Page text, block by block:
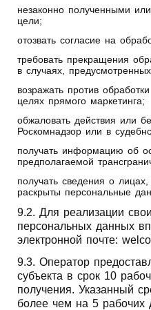
незаконно полученными
цели;
отозвать согласие на
требовать прекращения
в случаях,
возражать против
целях прямого маркетинга;
обжаловать действия или
Роскомнадзор или в
получать информацию об
предполагаемой
получать сведения о
раскрыты персональные
9.2. Для реализации
персональных данных
электронной почте:
9.3. Оператор
субъекта в срок 10
получения. Указанный
более чем на 5 рабочих